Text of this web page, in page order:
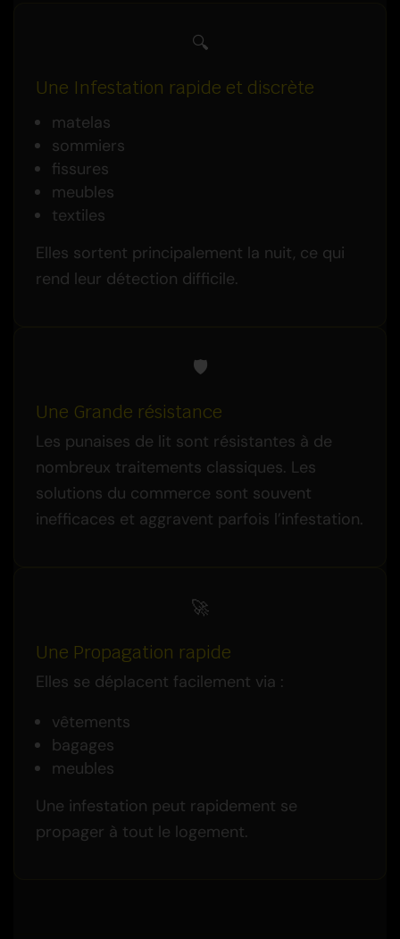
🔍
Une Infestation rapide et discrète
matelas
sommiers
fissures
meubles
textiles
Elles sortent principalement la nuit, ce qui
rend leur détection difficile.
🛡️
Une Grande résistance
Les punaises de lit sont résistantes à de
nombreux traitements classiques. Les
solutions du commerce sont souvent
inefficaces et aggravent parfois l’infestation.
🚀
Une Propagation rapide
Elles se déplacent facilement via :
vêtements
bagages
meubles
Une infestation peut rapidement se
propager à tout le logement.